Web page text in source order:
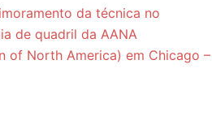
da técnica no
de quadril da AANA
of North America) em Chicago –